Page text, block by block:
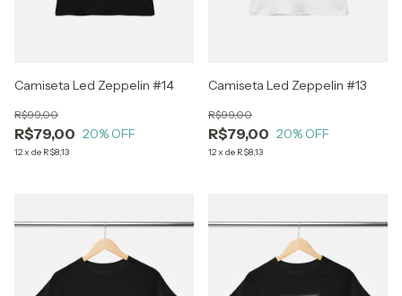
Camiseta Led Zeppelin #14
R$79,00
R$99,00
20% OFF
12x de R$8,13
Camiseta Led Zeppelin #13
R$79,00
R$99,00
20% OFF
12x de R$8,13